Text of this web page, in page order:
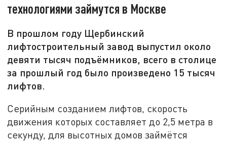
технологиями займутся в Москве
В прошлом году Щербинский
лифтостроительный завод выпустил около
девяти тысяч подъёмников, всего в столице
за прошлый год было произведено 15 тысяч
лифтов.
Серийным созданием лифтов, скорость
движения которых составляет до 2,5 метра в
секунду, для высотных домов займётся